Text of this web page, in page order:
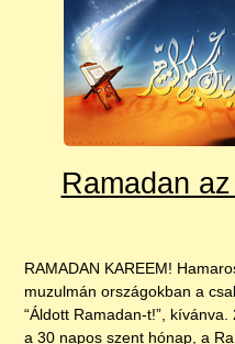
Ramadan
RAMADAN KAREEM!
muzulmán országokban a
“Áldott Ramadan-t!”,
a 30 napos szent hónap, a